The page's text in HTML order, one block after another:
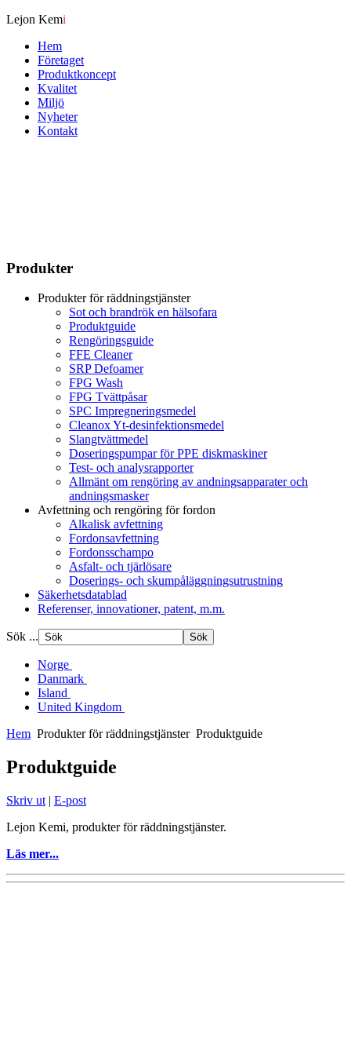
Lejon Kemi
Hem
Företaget
Produktkoncept
Kvalitet
Miljö
Nyheter
Kontakt
Produkter
Produkter för räddningstjänster
Sot och brandrök en hälsofara
Produktguide
Rengöringsguide
FFE Cleaner
SRP Defoamer
FPG Wash
FPG Tvättpåsar
SPC Impregneringsmedel
Cleanox Yt-desinfektionsmedel
Slangtvättmedel
Doseringspumpar för PPE diskmaskiner
Test- och analysrapporter
Allmänt om rengöring av andningsapparater och
andningsmasker
Avfettning och rengöring för fordon
Alkalisk avfettning
Fordonsavfettning
Fordonsschampo
Asfalt- och tjärlösare
Doserings- och skumpåläggningsutrustning
Säkerhetsdatablad
Referenser, innovationer, patent, m.m.
Sök ...
Norge
Danmark
Island
United Kingdom
Hem Produkter för räddningstjänster Produktguide
Produktguide
Skriv ut | E-post
Lejon Kemi, produkter för räddningstjänster.
Läs mer...